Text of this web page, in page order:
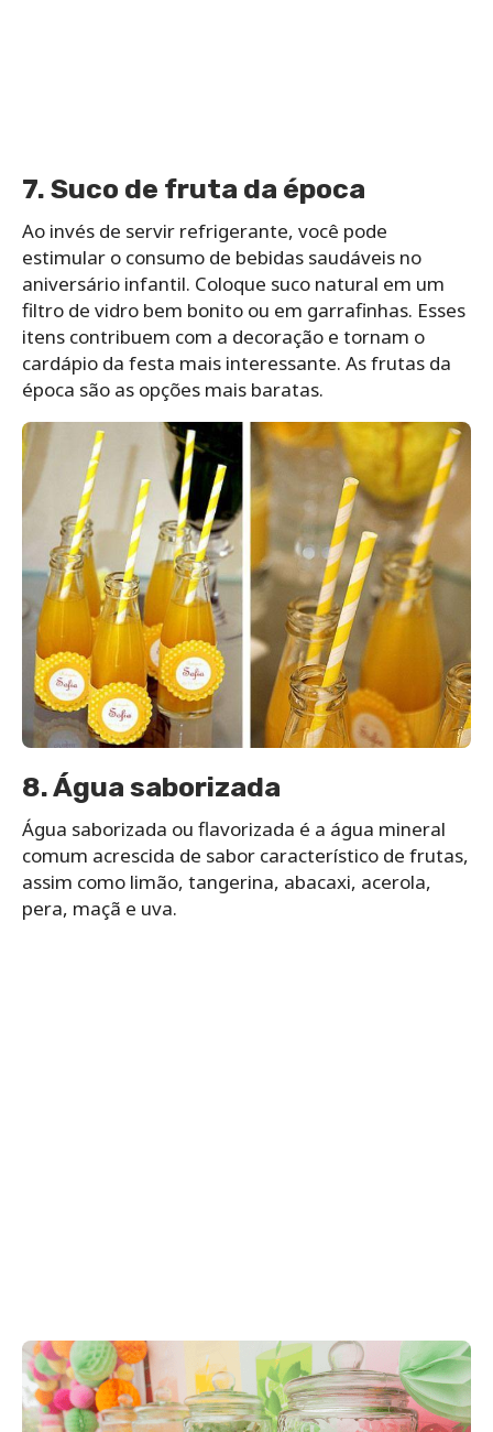
7. Suco de fruta da época
Ao invés de servir refrigerante, você pode
estimular o consumo de bebidas saudáveis no
aniversário infantil. Coloque suco natural em um
filtro de vidro bem bonito ou em garrafinhas. Esses
itens contribuem com a decoração e tornam o
cardápio da festa mais interessante. As frutas da
época são as opções mais baratas.
8. Água saborizada
Água saborizada ou flavorizada é a água mineral
comum acrescida de sabor característico de frutas,
assim como limão, tangerina, abacaxi, acerola,
pera, maçã e uva.